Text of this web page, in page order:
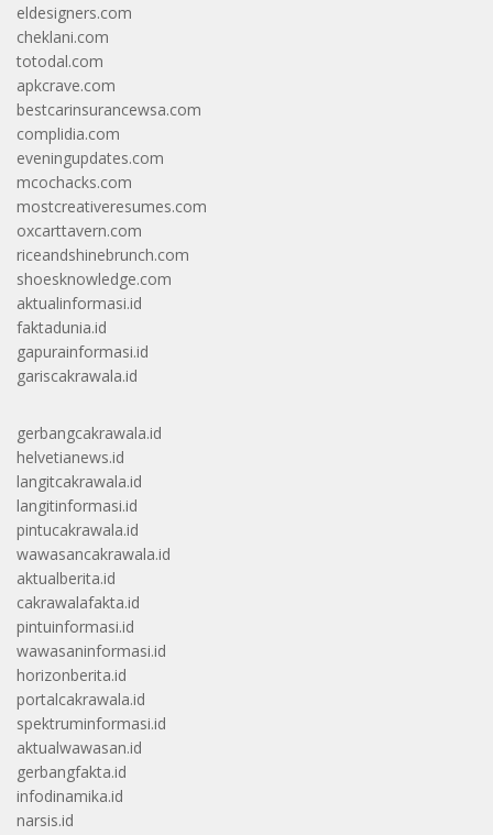
eldesigners.com
cheklani.com
totodal.com
apkcrave.com
bestcarinsurancewsa.com
complidia.com
eveningupdates.com
mcochacks.com
mostcreativeresumes.com
oxcarttavern.com
riceandshinebrunch.com
shoesknowledge.com
aktualinformasi.id
faktadunia.id
gapurainformasi.id
gariscakrawala.id
gerbangcakrawala.id
helvetianews.id
langitcakrawala.id
langitinformasi.id
pintucakrawala.id
wawasancakrawala.id
aktualberita.id
cakrawalafakta.id
pintuinformasi.id
wawasaninformasi.id
horizonberita.id
portalcakrawala.id
spektruminformasi.id
aktualwawasan.id
gerbangfakta.id
infodinamika.id
narsis.id